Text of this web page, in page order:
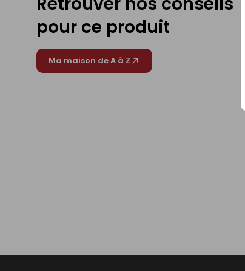
pour ce produit
Ma maison de A à Z